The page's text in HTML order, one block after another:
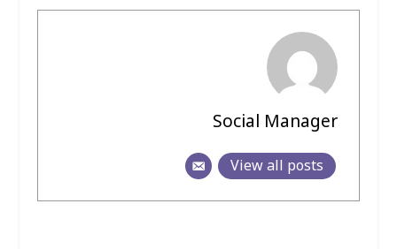
Social Manager
View all posts